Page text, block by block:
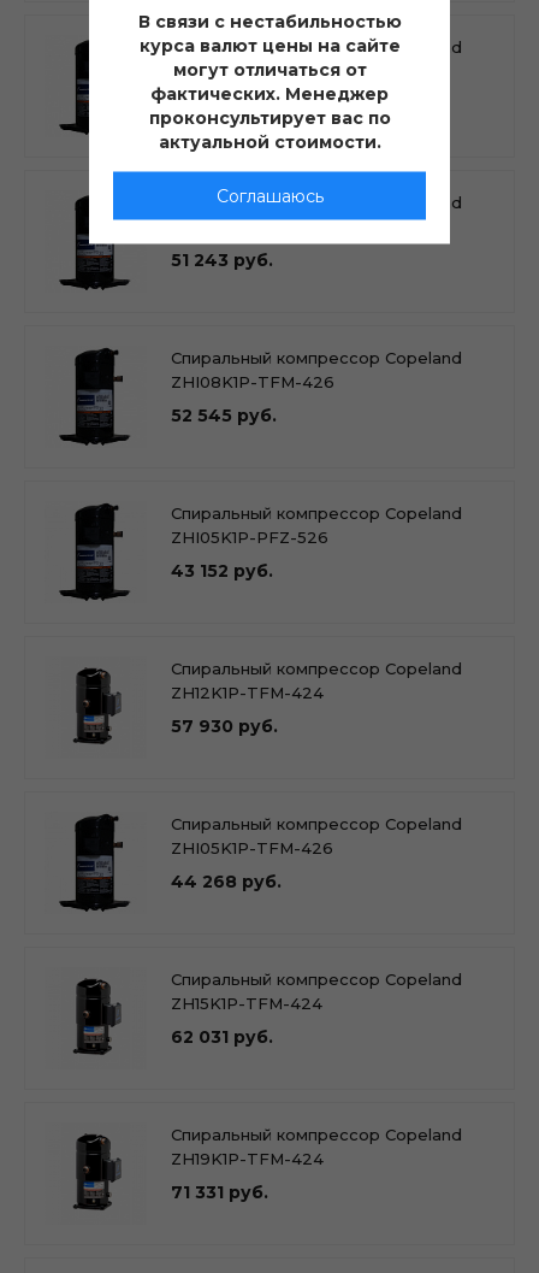
Спиральный компрессор Copeland
ZHI11K1P-PFZ-526
58 683 руб.
Спиральный компрессор Copeland
ZHI08K1P-PFZ-526
51 243 руб.
Спиральный компрессор Copeland
ZHI08K1P-TFM-426
52 545 руб.
Спиральный компрессор Copeland
ZHI05K1P-PFZ-526
43 152 руб.
Спиральный компрессор Copeland
ZH12K1P-TFM-424
57 930 руб.
Спиральный компрессор Copeland
ZHI05K1P-TFM-426
44 268 руб.
Спиральный компрессор Copeland
ZH15K1P-TFM-424
62 031 руб.
Спиральный компрессор Copeland
ZH19K1P-TFM-424
71 331 руб.
В связи с нестабильностью
курса валют цены на сайте
могут отличаться от
фактических. Менеджер
проконсультирует вас по
актуальной стоимости.
Соглашаюсь